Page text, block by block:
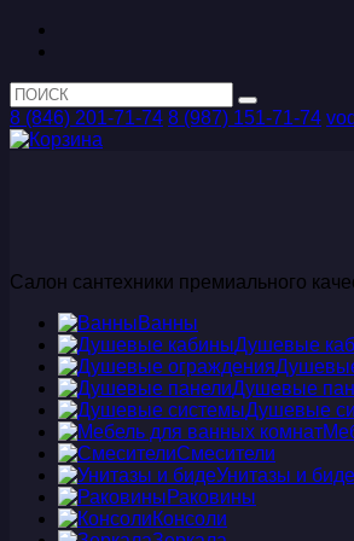
8 (846) 201-71-74 8 (987) 151-71-74
Салон сантехники премиального
Ванны
Душевые
Душевые
Душевые
Смесители
Унитазы и биде
Раковины
Консоли